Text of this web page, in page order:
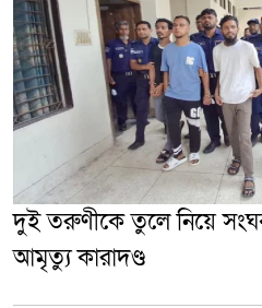
দুই তরুণীকে তুলে নিয়ে
আমৃত্যু কারাদণ্ড